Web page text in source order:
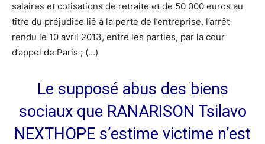
salaires et cotisations de retraite et de 50 000 euros au
titre du préjudice lié à la perte de l’entreprise, l’arrêt
rendu le 10 avril 2013, entre les parties, par la cour
d’appel de Paris ; (…)
Le supposé abus des biens
sociaux que RANARISON Tsilavo
NEXTHOPE s’estime victime n’est